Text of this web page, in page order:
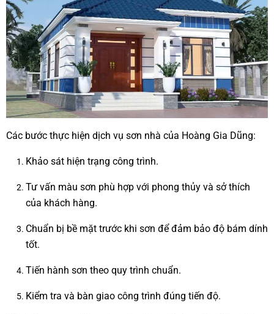
Các bước thực hiện dịch vụ sơn nhà của Hoàng Gia Dũng:
Khảo sát hiện trạng công trình.
Tư vấn màu sơn phù hợp với phong thủy và sở thích
của khách hàng.
Chuẩn bị bề mặt trước khi sơn để đảm bảo độ bám dính
tốt.
Tiến hành sơn theo quy trình chuẩn.
Kiểm tra và bàn giao công trình đúng tiến độ.